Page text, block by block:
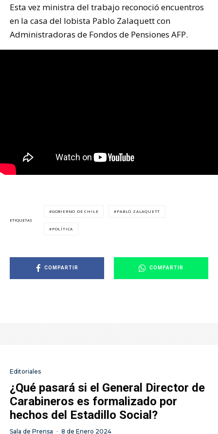
Esta vez ministra del trabajo reconoció encuentros
en la casa del lobista Pablo Zalaquett con
Administradoras de Fondos de Pensiones AFP.
ETIQUETAS
GOBIERNO DE CHILE PABLO ZALAQUETT
POLÍTICA
COMPARTIR COMPARTIR
Editoriales
¿Qué pasará si el General Director de
Carabineros es formalizado por
hechos del Estadillo Social?
Sala de Prensa · 8 de Enero 2024